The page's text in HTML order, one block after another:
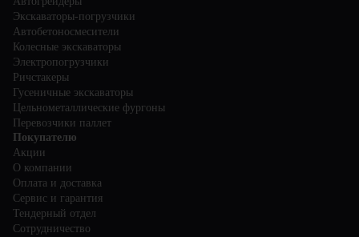
Экскаваторы-погрузчики
Автобетоносмесители
Колесные экскаваторы
Электропогрузчики
Ричстакеры
Гусеничные экскаваторы
Цельнометаллические фургоны
Перевозчики паллет
Покупателю
Акции
О компании
Оплата и доставка
Сервис и гарантия
Тендерный отдел
Сотрудничество